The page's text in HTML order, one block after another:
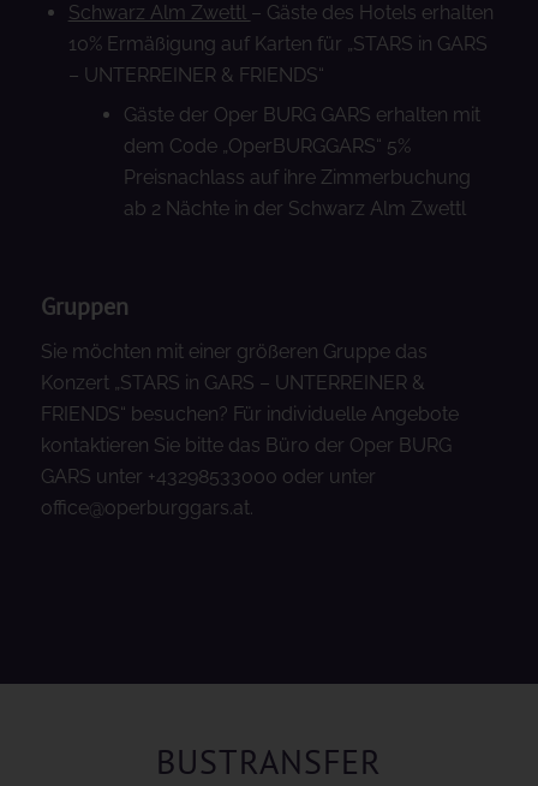
Schwarz Alm Zwettl – Gäste des Hotels erhalten
10% Ermäßigung auf Karten für „STARS in GARS
– UNTERREINER & FRIENDS“
Gäste der Oper BURG GARS erhalten mit
dem Code „OperBURGGARS“ 5%
Preisnachlass auf ihre Zimmerbuchung
ab 2 Nächte in der Schwarz Alm Zwettl
Gruppen
Sie möchten mit einer größeren Gruppe das
Konzert „STARS in GARS – UNTERREINER &
FRIENDS“ besuchen? Für individuelle Angebote
kontaktieren Sie bitte das Büro der Oper BURG
GARS unter +43298533000 oder unter
office@operburggars.at.
BUSTRANSFER